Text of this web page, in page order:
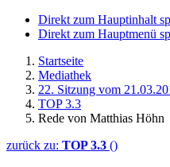
Direkt zum Hauptinhalt
Direkt zum Hauptmenü
Startseite
Mediathek
22. Sitzung vom
TOP 3.3
Rede von Matthias Höhn
zurück zu: TOP 3.3 ()